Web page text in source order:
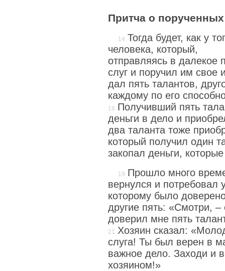
Притча о порученных
Тогда будет, как у
человека, который,
отправляясь в далекое
слуг и поручил им свое
дал пять талантов,
каждому по его
Получивший пять
деньги в дело и
два таланта тоже
который получил один
закопал деньги,
Прошло много
вернулся и потребовал
которому было
другие пять: «Смотри, –
доверил мне пять
Хозяин сказал:
слуга! Ты был верен в
важное дело. Заходи и
хозяином!»